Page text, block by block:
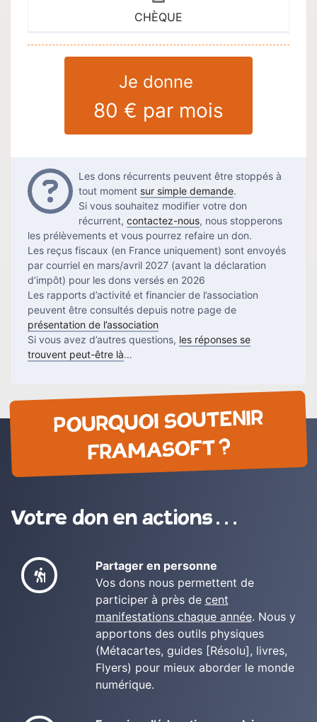
CHÈQUE
Je donne
80 € par mois
QuestionsLes dons récurrents peuvent être stoppés à
tout moment sur simple demande.
Si vous souhaitez modifier votre don
récurrent, contactez-nous, nous stopperons
les prélèvements et vous pourrez refaire un don.
Les reçus fiscaux (en France uniquement) sont envoyés
par courriel en mars/avril 2027 (avant la déclaration
d’impôt) pour les dons versés en 2026
Les rapports d’activité et financier de l’association
peuvent être consultés depuis notre page de
présentation de l’association
Si vous avez d’autres questions, les réponses se
trouvent peut-être là…
POURQUOI SOUTENIR
FRAMASOFT ?
Votre don en actions…
Partager en personne
Vos dons nous permettent de
participer à près de cent
manifestations chaque année. Nous y
apportons des outils physiques
(Métacartes, guides [Résolu], livres,
Flyers) pour mieux aborder le monde
numérique.